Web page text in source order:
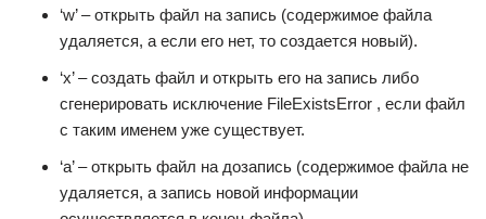
‘w’ – открыть файл на запись (содержимое файла
удаляется, а если его нет, то создается новый).
‘x’ – создать файл и открыть его на запись либо
сгенерировать исключение FileExistsError , если файл
с таким именем уже существует.
‘a’ – открыть файл на дозапись (содержимое файла не
удаляется, а запись новой информации